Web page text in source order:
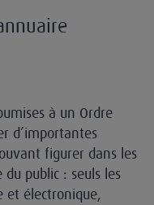
à un Ordre
d’importantes
figurer dans les
public : seuls les
et électronique,